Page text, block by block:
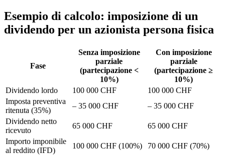
Esempio di calcolo: imposizione di un
dividendo per un azionista persona fisica
Fase
Senza imposizione
parziale
(partecipazione <
10%)
Con imposizione
parziale
(partecipazione ≥
10%)
Dividendo lordo
100 000 CHF
100 000 CHF
Imposta preventiva
ritenuta (35%)
– 35 000 CHF
– 35 000 CHF
Dividendo netto
ricevuto
65 000 CHF
65 000 CHF
Importo imponibile
al reddito (IFD)
100 000 CHF (100%)
70 000 CHF (70%)